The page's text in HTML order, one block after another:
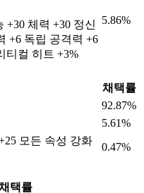
+30 체력 +30 정신
+6 독립 공격력 +6
티컬 히트 +3%
5.86%
채택률
92.87%
5.61%
모든 속성 강화
0.47%
택률